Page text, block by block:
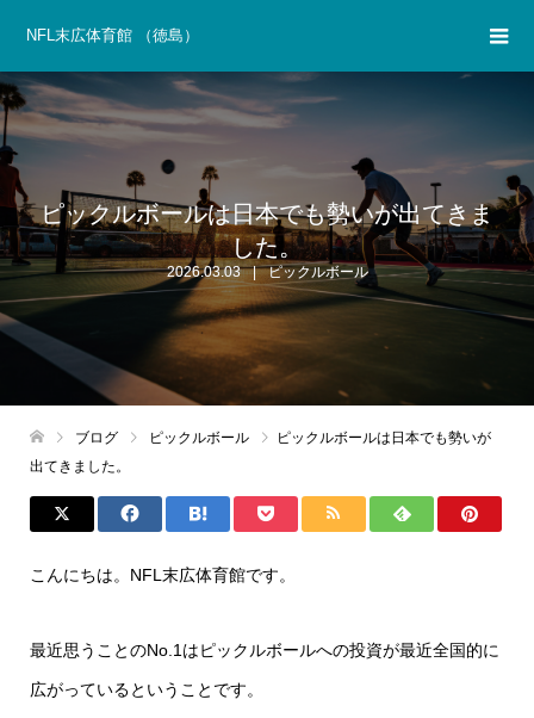
NFL末広体育館 （徳島）
ピックルボールは日本でも勢いが出てきま
した。
2026.03.03 ピックルボール
ブログ ピックルボール
ピックルボールは日本でも勢いが
出てきました。
こんにちは。NFL末広体育館です。
最近思うことのNo.1はピックルボールへの投資が最近全国的に
広がっているということです。